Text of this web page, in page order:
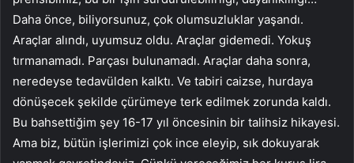
Daha önce, biliyorsunuz, çok olumsuzluklar yaşandı.
Araçlar alındı, uyumsuz oldu. Araçlar gidemedi. Yokuş
tırmanamadı. Parçası bulunamadı. Araçlar daha sonra,
neredeyse tedavülden kalktı. Ve tabiri caizse, hurdaya
dönüşecek şekilde çürümeye terk edilmek zorunda kaldı.
Bu bahsettiğim şey 16-17 yıl öncesinin bir talihsiz hikayesi.
Ama biz, bütün işlerimizi çok ince eleyip, sık dokuyarak